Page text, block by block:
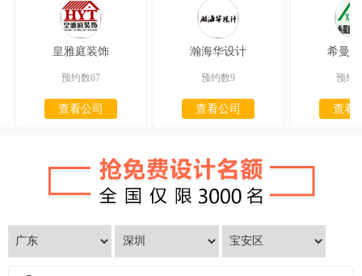
皇雅庭装饰
预约数67
查看公司
瀚海华设计
预约数9
查看公司
希曼
预约
查看